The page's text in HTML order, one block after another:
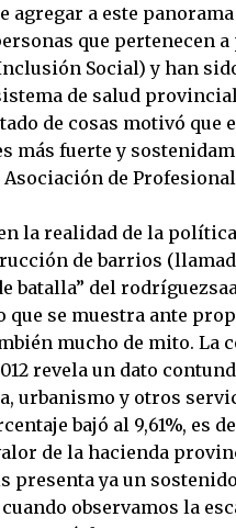
agregar a este
que pertenecen
Social) y han
de salud
de cosas motivó que
más fuerte y
de
la realidad de la
de barrios
batalla” del
que se muestra ante
mucho de mito. La
revela un dato
urbanismo y otros
bajó al 9,61%, es
de la hacienda
presenta ya un
observamos la